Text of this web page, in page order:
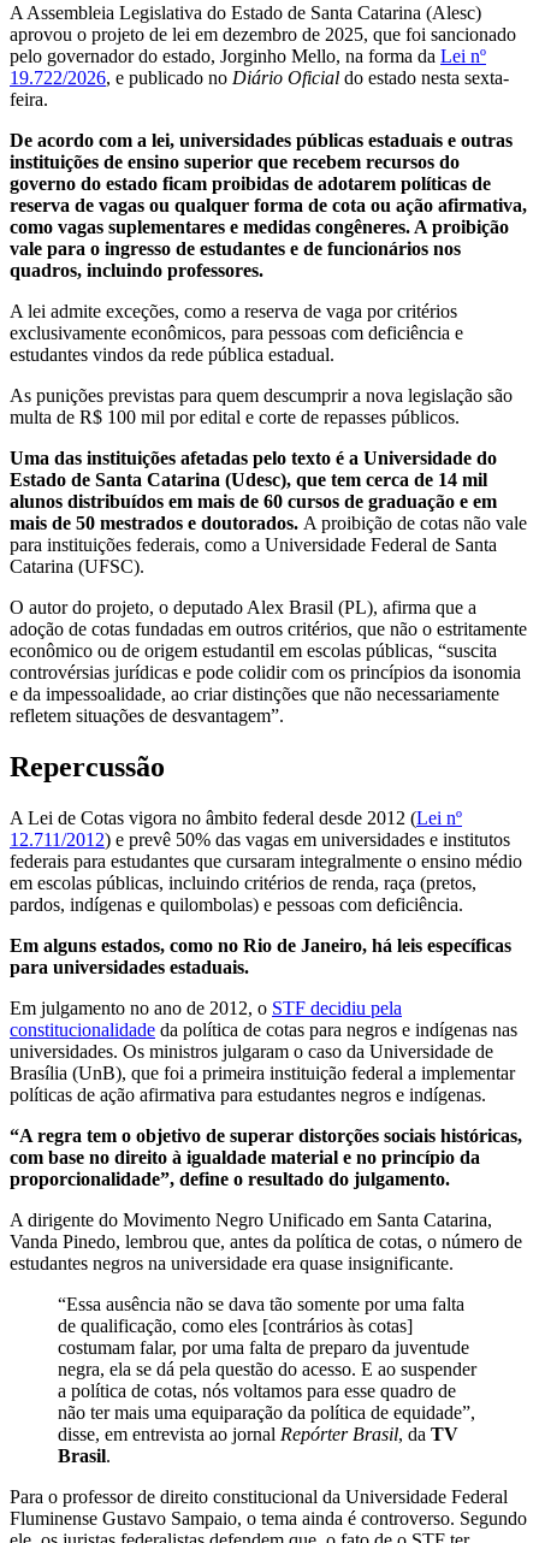
A Assembleia Legislativa do Estado de Santa Catarina (Alesc)
aprovou o projeto de lei em dezembro de 2025, que foi sancionado
pelo governador do estado, Jorginho Mello, na forma da Lei nº
19.722/2026, e publicado no Diário Oficial do estado nesta sexta-
feira.
De acordo com a lei, universidades públicas estaduais e outras
instituições de ensino superior que recebem recursos do
governo do estado ficam proibidas de adotarem políticas de
reserva de vagas ou qualquer forma de cota ou ação afirmativa,
como vagas suplementares e medidas congêneres. A proibição
vale para o ingresso de estudantes e de funcionários nos
quadros, incluindo professores.
A lei admite exceções, como a reserva de vaga por critérios
exclusivamente econômicos, para pessoas com deficiência e
estudantes vindos da rede pública estadual.
As punições previstas para quem descumprir a nova legislação são
multa de R$ 100 mil por edital e corte de repasses públicos.
Uma das instituições afetadas pelo texto é a Universidade do
Estado de Santa Catarina (Udesc), que tem cerca de 14 mil
alunos distribuídos em mais de 60 cursos de graduação e em
mais de 50 mestrados e doutorados. A proibição de cotas não vale
para instituições federais, como a Universidade Federal de Santa
Catarina (UFSC).
O autor do projeto, o deputado Alex Brasil (PL), afirma que a
adoção de cotas fundadas em outros critérios, que não o estritamente
econômico ou de origem estudantil em escolas públicas, “suscita
controvérsias jurídicas e pode colidir com os princípios da isonomia
e da impessoalidade, ao criar distinções que não necessariamente
refletem situações de desvantagem”.
Repercussão
A Lei de Cotas vigora no âmbito federal desde 2012 (Lei nº
12.711/2012) e prevê 50% das vagas em universidades e institutos
federais para estudantes que cursaram integralmente o ensino médio
em escolas públicas, incluindo critérios de renda, raça (pretos,
pardos, indígenas e quilombolas) e pessoas com deficiência.
Em alguns estados, como no Rio de Janeiro, há leis específicas
para universidades estaduais.
Em julgamento no ano de 2012, o STF decidiu pela
constitucionalidade da política de cotas para negros e indígenas nas
universidades. Os ministros julgaram o caso da Universidade de
Brasília (UnB), que foi a primeira instituição federal a implementar
políticas de ação afirmativa para estudantes negros e indígenas.
“A regra tem o objetivo de superar distorções sociais históricas,
com base no direito à igualdade material e no princípio da
proporcionalidade”, define o resultado do julgamento.
A dirigente do Movimento Negro Unificado em Santa Catarina,
Vanda Pinedo, lembrou que, antes da política de cotas, o número de
estudantes negros na universidade era quase insignificante.
“Essa ausência não se dava tão somente por uma falta
de qualificação, como eles [contrários às cotas]
costumam falar, por uma falta de preparo da juventude
negra, ela se dá pela questão do acesso. E ao suspender
a política de cotas, nós voltamos para esse quadro de
não ter mais uma equiparação da política de equidade”,
disse, em entrevista ao jornal Repórter Brasil, da TV
Brasil.
Para o professor de direito constitucional da Universidade Federal
Fluminense Gustavo Sampaio, o tema ainda é controverso. Segundo